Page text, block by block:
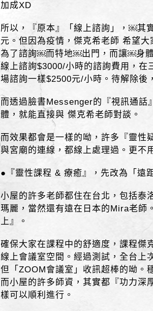
加成XD
所以，『原本』「線上諮詢」，￼其
元。但因為疫情，傑克希老師 希望
為了諮詢￼而特地￼出門，而讓￼身
線上諮詢$3000/小時的諮詢費用，在
場諮詢一樣$2500元/小時。待解除後
而透過臉書Messenger的『視訊通話
體，就能直接與 傑克希老師對談。
而效果都會是一樣的呦，許多『靈
與宮廟的連線，都線上處理過。更不
●『靈性課程 & 療癒』，先改為「
小屋的許多老師都住在台北，包括泰
瑪麗，當然還有遠在日本的Mira老師
上』。
確保大家在課程中的舒適度，課程傑
線上會議室空間。經過測試，全台上
但「ZOOM會議室」收訊超棒的呦。
而小屋的許多師資，其實都『功力深
樣可以順利進行。